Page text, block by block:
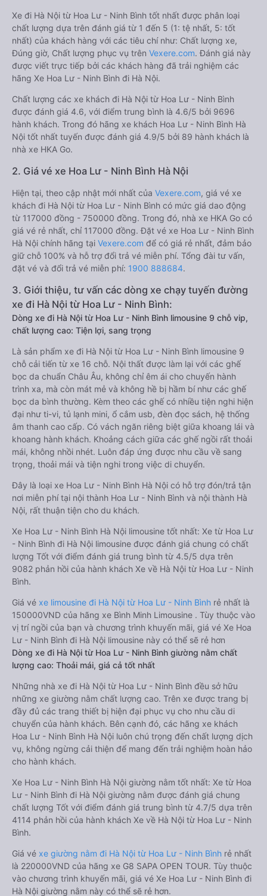
Xe đi Hà Nội từ Hoa Lư - Ninh Bình tốt nhất được phân loại
chất lượng dựa trên đánh giá từ 1 đến 5 (1: tệ nhất, 5: tốt
nhất) của khách hàng với các tiêu chí như: Chất lượng xe,
Đúng giờ, Chất lượng phục vụ trên Vexere.com. Đánh giá này
được viết trực tiếp bởi các khách hàng đã trải nghiệm các
hãng Xe Hoa Lư - Ninh Bình đi Hà Nội.
Chất lượng các xe khách đi Hà Nội từ Hoa Lư - Ninh Bình
được đánh giá 4.6, với điểm trung bình là 4.6/5 bởi 9696
hành khách. Trong đó hãng xe khách Hoa Lư - Ninh Bình Hà
Nội tốt nhất tuyến được đánh giá 4.9/5 bởi 89 hành khách là
nhà xe HKA Go.
2. Giá vé xe Hoa Lư - Ninh Bình Hà Nội
Hiện tại, theo cập nhật mới nhất của Vexere.com, giá vé xe
khách đi Hà Nội từ Hoa Lư - Ninh Bình có mức giá dao động
từ 117000 đồng - 750000 đồng. Trong đó, nhà xe HKA Go có
giá vé rẻ nhất, chỉ 117000 đồng. Đặt vé xe Hoa Lư - Ninh Bình
Hà Nội chính hãng tại Vexere.com để có giá rẻ nhất, đảm bảo
giữ chỗ 100% và hỗ trợ đổi trả vé miễn phí. Tổng đài tư vấn,
đặt vé và đổi trả vé miễn phí: 1900 888684.
3. Giới thiệu, tư vấn các dòng xe chạy tuyến đường
xe đi Hà Nội từ Hoa Lư - Ninh Bình:
Dòng xe đi Hà Nội từ Hoa Lư - Ninh Bình limousine 9 chỗ vip,
chất lượng cao: Tiện lợi, sang trọng
Là sản phẩm xe đi Hà Nội từ Hoa Lư - Ninh Bình limousine 9
chỗ cải tiến từ xe 16 chỗ. Nội thất được làm lại với các ghế
bọc da chuẩn Châu Âu, không chỉ êm ái cho chuyến hành
trình xa, mà còn mát mẻ và không hề bị hầm bí như các ghế
bọc da bình thường. Kèm theo các ghế có nhiều tiện nghi hiện
đại như ti-vi, tủ lạnh mini, ổ cắm usb, đèn đọc sách, hệ thống
âm thanh cao cấp. Có vách ngăn riêng biệt giữa khoang lái và
khoang hành khách. Khoảng cách giữa các ghế ngồi rất thoải
mái, không nhồi nhét. Luôn đáp ứng được nhu cầu về sang
trọng, thoải mái và tiện nghi trong việc di chuyển.
Đây là loại xe Hoa Lư - Ninh Bình Hà Nội có hỗ trợ đón/trả tận
nơi miễn phí tại nội thành Hoa Lư - Ninh Bình và nội thành Hà
Nội, rất thuận tiện cho du khách.
Xe Hoa Lư - Ninh Bình Hà Nội limousine tốt nhất: Xe từ Hoa Lư
- Ninh Bình đi Hà Nội limousine được đánh giá chung có chất
lượng Tốt với điểm đánh giá trung bình từ 4.5/5 dựa trên
9082 phản hồi của hành khách Xe về Hà Nội từ Hoa Lư - Ninh
Bình.
Giá vé xe limousine đi Hà Nội từ Hoa Lư - Ninh Bình rẻ nhất là
150000VND của hãng xe Bình Minh Limousine . Tùy thuộc vào
vị trí ngồi của bạn và chương trình khuyến mãi, giá vé Xe Hoa
Lư - Ninh Bình đi Hà Nội limousine này có thể sẽ rẻ hơn
Dòng xe đi Hà Nội từ Hoa Lư - Ninh Bình giường nằm chất
lượng cao: Thoải mái, giá cả tốt nhất
Những nhà xe đi Hà Nội từ Hoa Lư - Ninh Bình đều sở hữu
những xe giường nằm chất lượng cao. Trên xe được trang bị
đầy đủ các trang thiết bị hiện đại phục vụ cho nhu cầu di
chuyển của hành khách. Bên cạnh đó, các hãng xe khách
Hoa Lư - Ninh Bình Hà Nội luôn chú trọng đến chất lượng dịch
vụ, không ngừng cải thiện để mang đến trải nghiệm hoàn hảo
cho hành khách.
Xe Hoa Lư - Ninh Bình Hà Nội giường nằm tốt nhất: Xe từ Hoa
Lư - Ninh Bình đi Hà Nội giường nằm được đánh giá chung
chất lượng Tốt với điểm đánh giá trung bình từ 4.7/5 dựa trên
4114 phản hồi của hành khách Xe về Hà Nội từ Hoa Lư - Ninh
Bình.
Giá vé xe giường nằm đi Hà Nội từ Hoa Lư - Ninh Bình rẻ nhất
là 220000VND của hãng xe G8 SAPA OPEN TOUR. Tùy thuộc
vào chương trình khuyến mãi, giá vé Xe Hoa Lư - Ninh Bình đi
Hà Nội giường nằm này có thể sẽ rẻ hơn.